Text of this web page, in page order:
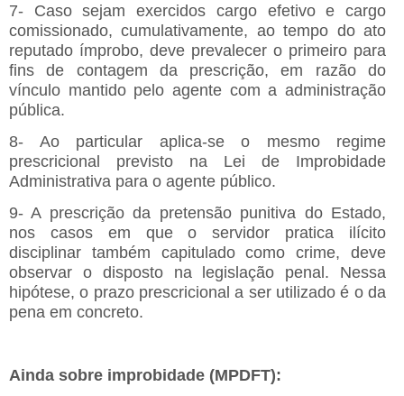
7- Caso sejam exercidos cargo efetivo e cargo
comissionado, cumulativamente, ao tempo do ato
reputado ímprobo, deve prevalecer o primeiro para
fins de contagem da prescrição, em razão do
vínculo mantido pelo agente com a administração
pública.
8- Ao particular aplica-se o mesmo regime
prescricional previsto na Lei de Improbidade
Administrativa para o agente público.
9- A prescrição da pretensão punitiva do Estado,
nos casos em que o servidor pratica ilícito
disciplinar também capitulado como crime, deve
observar o disposto na legislação penal. Nessa
hipótese, o prazo prescricional a ser utilizado é o da
pena em concreto.
Ainda sobre improbidade (MPDFT):